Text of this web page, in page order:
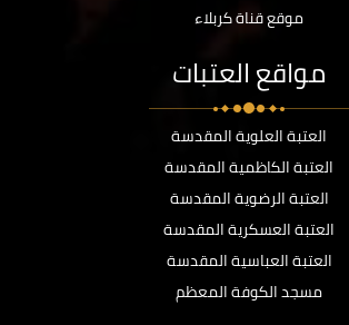
موقع قناة كربلاء
مواقع العتبات
العتبة العلوية المقدسة
العتبة الكاظمية المقدسة
العتبة الرضوية المقدسة
العتبة العسكرية المقدسة
العتبة العباسية المقدسة
مسجد الكوفة المعظم